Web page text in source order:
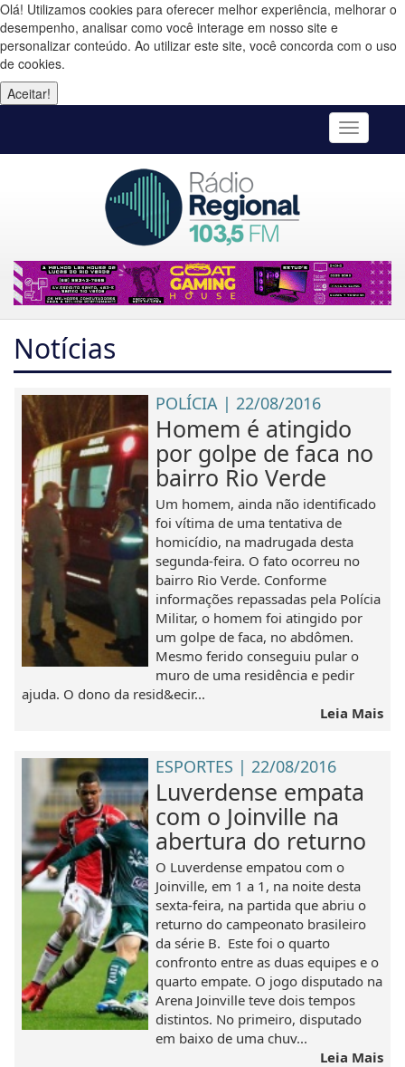
Olá! Utilizamos cookies para oferecer melhor experiência, melhorar o
desempenho, analisar como você interage em nosso site e
personalizar conteúdo. Ao utilizar este site, você concorda com o uso
de cookies.
Aceitar!
Toggle
Notícias
POLÍCIA | 22/08/2016
Homem é atingido
por golpe de faca no
bairro Rio Verde
Um homem, ainda não identificado
foi vítima de uma tentativa de
homicídio, na madrugada desta
segunda-feira. O fato ocorreu no
bairro Rio Verde. Conforme
informações repassadas pela Polícia
Militar, o homem foi atingido por
um golpe de faca, no abdômen.
Mesmo ferido conseguiu pular o
muro de uma residência e pedir
ajuda. O dono da resid&ecir...
Leia Mais
ESPORTES | 22/08/2016
Luverdense empata
com o Joinville na
abertura do returno
O Luverdense empatou com o
Joinville, em 1 a 1, na noite desta
sexta-feira, na partida que abriu o
returno do campeonato brasileiro
da série B. Este foi o quarto
confronto entre as duas equipes e o
quarto empate. O jogo disputado na
Arena Joinville teve dois tempos
distintos. No primeiro, disputado
em baixo de uma chuv...
Leia Mais